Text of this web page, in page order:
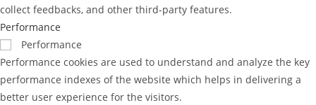
collect feedbacks, and other third-party features.
Performance
Performance
Performance cookies are used to understand and analyze the key
performance indexes of the website which helps in delivering a
better user experience for the visitors.